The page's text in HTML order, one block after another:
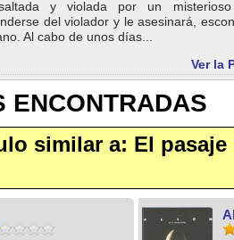
y violada por un
del violador y le asesinará,
Al cabo de unos días...
Ver la
ENCONTRADAS
similar a: El pasaje